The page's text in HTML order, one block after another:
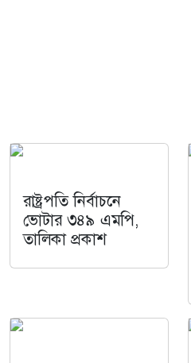
রাষ্ট্রপতি নির্বাচনে
ভোটার ৩৪৯ এমপি,
তালিকা প্রকাশ